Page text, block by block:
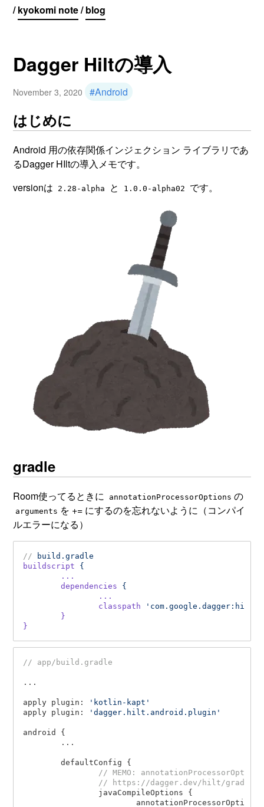
/kyokomi note/blog
Dagger Hiltの導入
November 3, 2020 #Android
はじめに
Android 用の依存関係インジェクション ライブラリであ
るDagger HIltの導入メモです。
versionは
2.28-alpha と 1.0.0-alpha02 です。
gradle
Room使ってるときに annotationProcessorOptions の
arguments を += にするのを忘れないように（コンパイ
ルエラーになる）
//
build.gradle
buildscript
{
...
dependencies
{
...
classpath
'com.google.dagger:hilt-
}
}
// app/build.gradle
...
apply plugin:
'kotlin-kapt'
apply plugin:
'dagger.hilt.android.plugin'
android {
	defaultConfig {
// MEMO:
// https://dagger.dev/hilt/gradle-